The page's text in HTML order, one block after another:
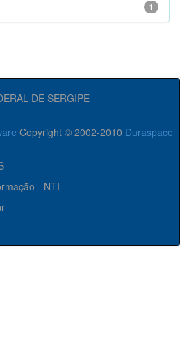
1
DE SERGIPE
Copyright © 2002-2010 Duraspace
- NTI